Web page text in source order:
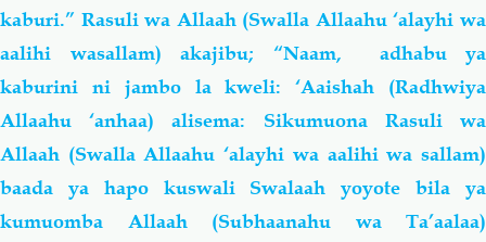
kaburi.” Rasuli wa Allaah (Swalla Allaahu ‘alayhi wa
aalihi wasallam) akajibu; “Naam, adhabu ya
kaburini ni jambo la kweli: ‘Aaishah (Radhwiya
Allaahu ‘anhaa) alisema: Sikumuona Rasuli wa
Allaah (Swalla Allaahu ‘alayhi wa aalihi wa sallam)
baada ya hapo kuswali Swalaah yoyote bila ya
kumuomba Allaah (Subhaanahu wa Ta’aalaa)